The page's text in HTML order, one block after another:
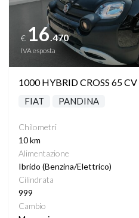
€ 16.470
IVA esposta
1000 HYBRID CROSS 65
FIAT PANDINA
Chilometri
10 km
Alimentazione
Ibrido (Benzina/Elettrico)
Cilindrata
999
Cambio